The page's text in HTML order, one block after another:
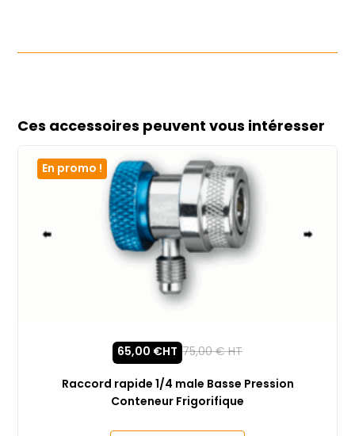
Ces accessoires peuvent vous intéresser
En promo !
Raccord rapide 1/4 male Basse Pression
Conteneur Frigorifique
65,00 €HT 75,00€HT